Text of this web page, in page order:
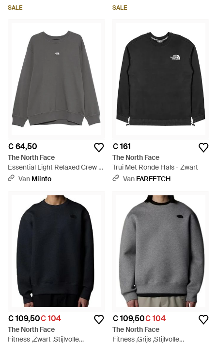
SALE SALE
€ 64,50
The North Face
Essential Light Relaxed Crew -
GrijsVan Miinto
€ 161
The North Face
Trui Met Ronde Hals - Zwart
Van FARFETCH
€ 109,50€ 104
The North Face
Fitness ,Zwart ,Stijlvolle
€ 109,50€ 104
The North Face
Fitness ,Grijs ,Stijlvolle